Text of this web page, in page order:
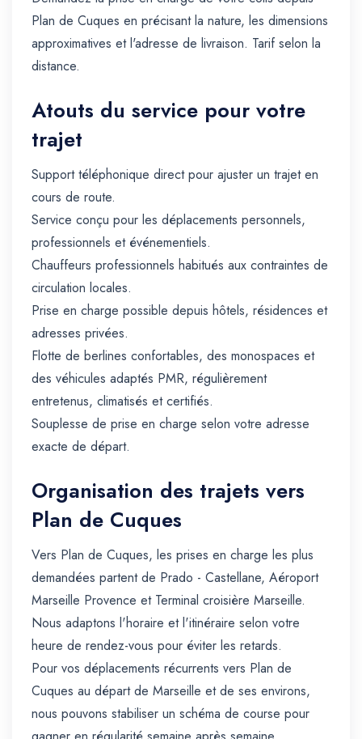
Plan de Cuques en précisant la nature, les dimensions
approximatives et l'adresse de livraison. Tarif selon la
distance.
Atouts du service pour votre
trajet
Support téléphonique direct pour ajuster un trajet en
cours de route.
Service conçu pour les déplacements personnels,
professionnels et événementiels.
Chauffeurs professionnels habitués aux contraintes de
circulation locales.
Prise en charge possible depuis hôtels, résidences et
adresses privées.
Flotte de berlines confortables, des monospaces et
des véhicules adaptés PMR, régulièrement
entretenus, climatisés et certifiés.
Souplesse de prise en charge selon votre adresse
exacte de départ.
Organisation des trajets vers
Plan de Cuques
Vers Plan de Cuques, les prises en charge les plus
demandées partent de Prado - Castellane, Aéroport
Marseille Provence et Terminal croisière Marseille.
Nous adaptons l'horaire et l'itinéraire selon votre
heure de rendez-vous pour éviter les retards.
Pour vos déplacements récurrents vers Plan de
Cuques au départ de Marseille et de ses environs,
nous pouvons stabiliser un schéma de course pour